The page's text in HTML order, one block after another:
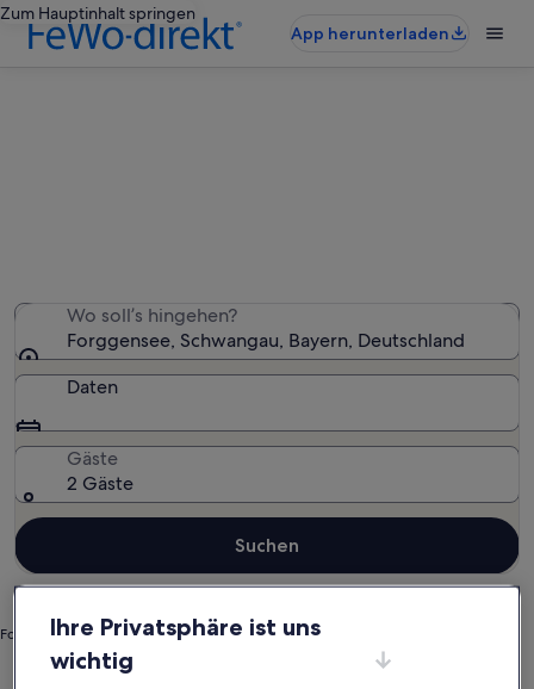
Zum Hauptinhalt springen
App herunterladen
Foto von Benjamin Harm
Wo soll’s hingehen?
Forggensee, Schwangau, Bayern, Deutschland
Daten
Gäste
2 Gäste
Suchen
Schwangau Ferienwohnungen und Apartments in Forggensee
Ihre Privatsphäre ist uns
wichtig